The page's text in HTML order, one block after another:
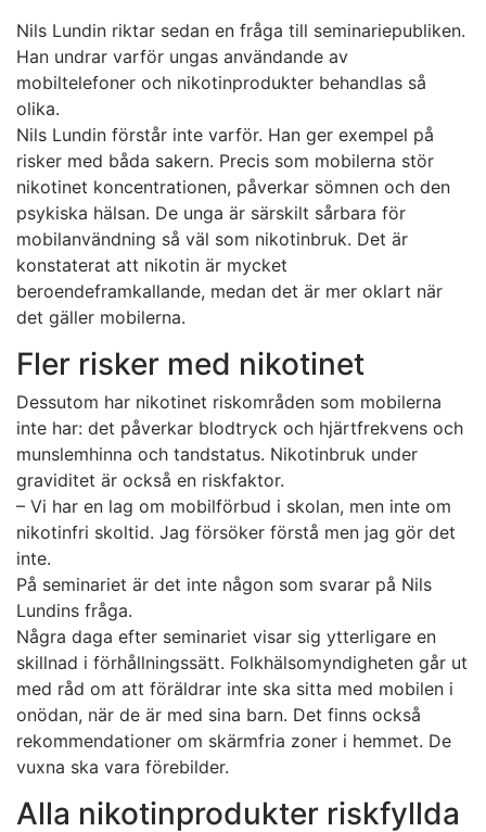
Nils Lundin riktar sedan en fråga till seminariepubliken.
Han undrar varför ungas användande av
mobiltelefoner och nikotinprodukter behandlas så
olika.
Nils Lundin förstår inte varför. Han ger exempel på
risker med båda sakern. Precis som mobilerna stör
nikotinet koncentrationen, påverkar sömnen och den
psykiska hälsan. De unga är särskilt sårbara för
mobilanvändning så väl som nikotinbruk. Det är
konstaterat att nikotin är mycket
beroendeframkallande, medan det är mer oklart när
det gäller mobilerna.
Fler risker med nikotinet
Dessutom har nikotinet riskområden som mobilerna
inte har: det påverkar blodtryck och hjärtfrekvens och
munslemhinna och tandstatus. Nikotinbruk under
graviditet är också en riskfaktor.
– Vi har en lag om mobilförbud i skolan, men inte om
nikotinfri skoltid. Jag försöker förstå men jag gör det
inte.
På seminariet är det inte någon som svarar på Nils
Lundins fråga.
Några daga efter seminariet visar sig ytterligare en
skillnad i förhållningssätt. Folkhälsomyndigheten går ut
med råd om att föräldrar inte ska sitta med mobilen i
onödan, när de är med sina barn. Det finns också
rekommendationer om skärmfria zoner i hemmet. De
vuxna ska vara förebilder.
Alla nikotinprodukter riskfyllda